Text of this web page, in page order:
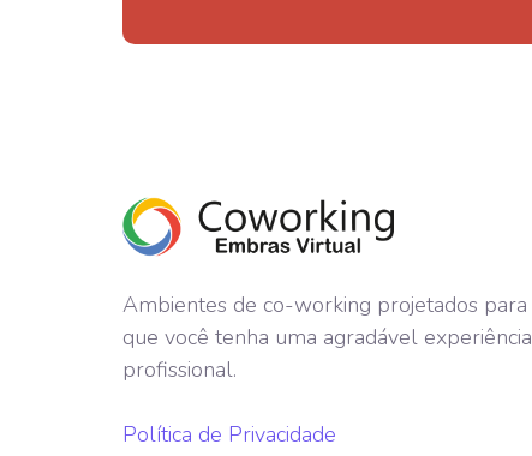
Ambientes de co-working projetados para
que você tenha uma agradável experiência
profissional.
Política de Privacidade